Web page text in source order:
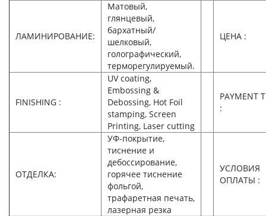
ЛАМИНИРОВАНИЕ:
Матовый,
глянцевый,
бархатный/
шелковый,
голографический,
терморегулируемый.
ЦЕНА :
FINISHING :
UV coating,
Embossing &
Debossing, Hot Foil
stamping, Screen
Printing, Laser cutting
PAYMENT
:
ОТДЕЛКА:
УФ-покрытие,
тиснение и
дебоссирование,
горячее тиснение
фольгой,
трафаретная печать,
лазерная резка
УСЛОВИЯ
ОПЛАТЫ :